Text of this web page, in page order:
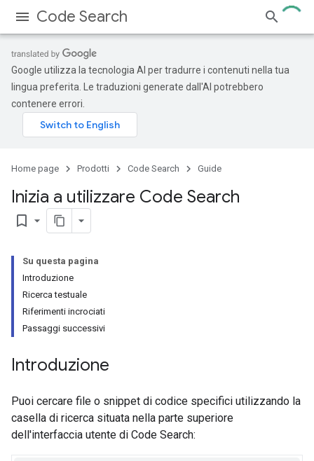
Code Search
Google utilizza la tecnologia AI per tradurre i contenuti nella tua
lingua preferita. Le traduzioni generate dall'AI potrebbero
contenere errori.
Home page Prodotti Code Search Guide
Inizia a utilizzare Code Search
bookmark_border
Su questa pagina
Introduzione
Ricerca testuale
Riferimenti incrociati
Passaggi successivi
Introduzione
Puoi cercare file o snippet di codice specifici utilizzando la
casella di ricerca situata nella parte superiore
dell'interfaccia utente di Code Search: